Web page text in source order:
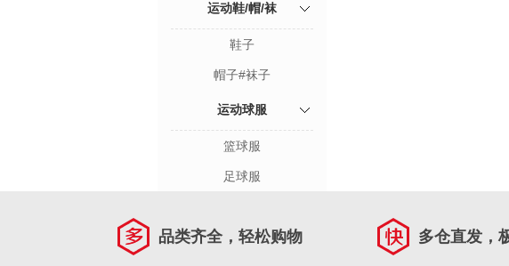
运动鞋/帽/袜
鞋子
帽子#袜子
运动球服
篮球服
足球服
品类齐全，轻松购物 多仓直发，